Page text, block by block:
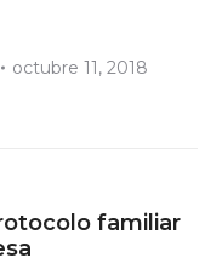
octubre 11, 2018
familiar